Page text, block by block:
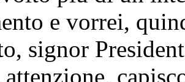
e vorrei,
signor
attenzione,